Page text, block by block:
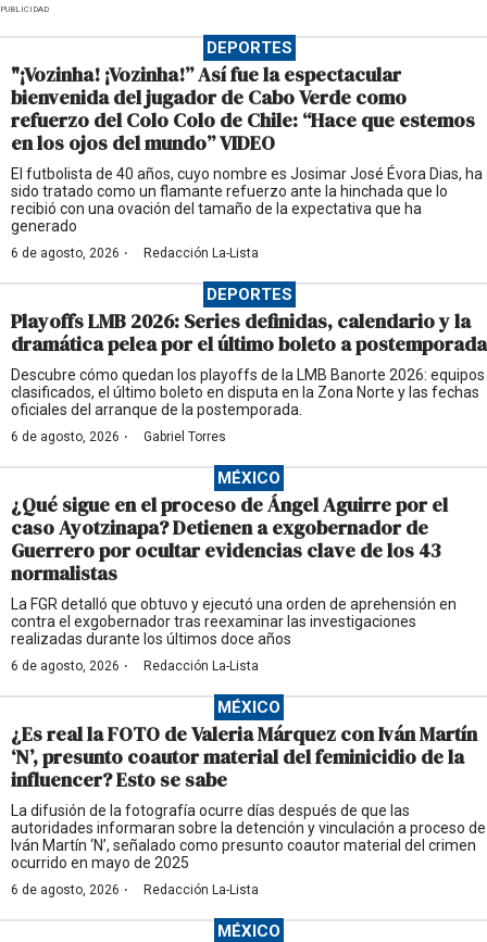
PUBLICIDAD
DEPORTES
"¡Vozinha! ¡Vozinha!” Así fue la espectacular
bienvenida del jugador de Cabo Verde como
refuerzo del Colo Colo de Chile: “Hace que estemos
en los ojos del mundo” VIDEO
El futbolista de 40 años, cuyo nombre es Josimar José Évora Dias, ha
sido tratado como un flamante refuerzo ante la hinchada que lo
recibió con una ovación del tamaño de la expectativa que ha
generado
6 de agosto, 2026 · Redacción La-Lista
DEPORTES
Playoffs LMB 2026: Series definidas, calendario y la
dramática pelea por el último boleto a postemporada
Descubre cómo quedan los playoffs de la LMB Banorte 2026: equipos
clasificados, el último boleto en disputa en la Zona Norte y las fechas
oficiales del arranque de la postemporada.
6 de agosto, 2026 · Gabriel Torres
MÉXICO
¿Qué sigue en el proceso de Ángel Aguirre por el
caso Ayotzinapa? Detienen a exgobernador de
Guerrero por ocultar evidencias clave de los 43
normalistas
La FGR detalló que obtuvo y ejecutó una orden de aprehensión en
contra el exgobernador tras reexaminar las investigaciones
realizadas durante los últimos doce años
6 de agosto, 2026 · Redacción La-Lista
MÉXICO
¿Es real la FOTO de Valeria Márquez con Iván Martín
‘N’, presunto coautor material del feminicidio de la
influencer? Esto se sabe
La difusión de la fotografía ocurre días después de que las
autoridades informaran sobre la detención y vinculación a proceso de
Iván Martín ‘N’, señalado como presunto coautor material del crimen
ocurrido en mayo de 2025
6 de agosto, 2026 · Redacción La-Lista
MÉXICO